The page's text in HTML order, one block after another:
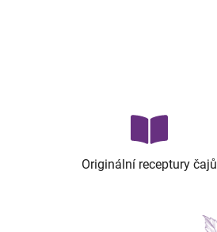
Originální receptury čajů